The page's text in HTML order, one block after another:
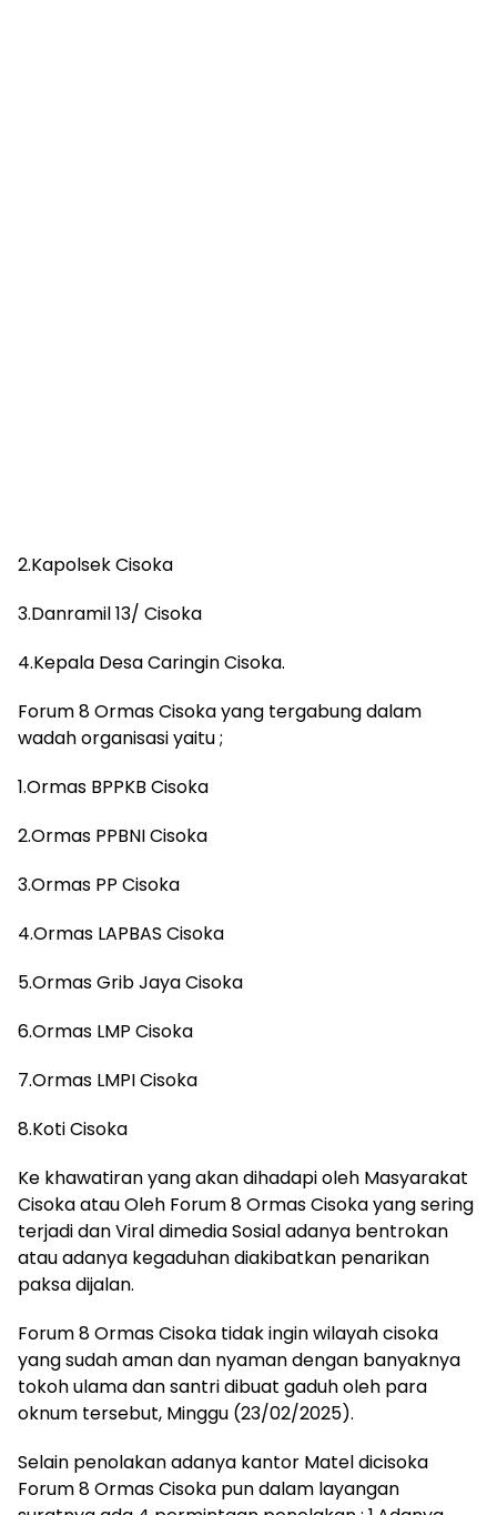
2.Kapolsek Cisoka
3.Danramil 13/ Cisoka
4.Kepala Desa Caringin Cisoka.
Forum 8 Ormas Cisoka yang tergabung dalam
wadah organisasi yaitu ;
1.Ormas BPPKB Cisoka
2.Ormas PPBNI Cisoka
3.Ormas PP Cisoka
4.Ormas LAPBAS Cisoka
5.Ormas Grib Jaya Cisoka
6.Ormas LMP Cisoka
7.Ormas LMPI Cisoka
8.Koti Cisoka
Ke khawatiran yang akan dihadapi oleh Masyarakat
Cisoka atau Oleh Forum 8 Ormas Cisoka yang sering
terjadi dan Viral dimedia Sosial adanya bentrokan
atau adanya kegaduhan diakibatkan penarikan
paksa dijalan.
Forum 8 Ormas Cisoka tidak ingin wilayah cisoka
yang sudah aman dan nyaman dengan banyaknya
tokoh ulama dan santri dibuat gaduh oleh para
oknum tersebut, Minggu (23/02/2025).
Selain penolakan adanya kantor Matel dicisoka
Forum 8 Ormas Cisoka pun dalam layangan